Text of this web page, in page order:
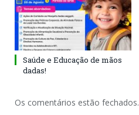
Saúde e Educação de mãos
dadas!
Os comentários estão fechados.